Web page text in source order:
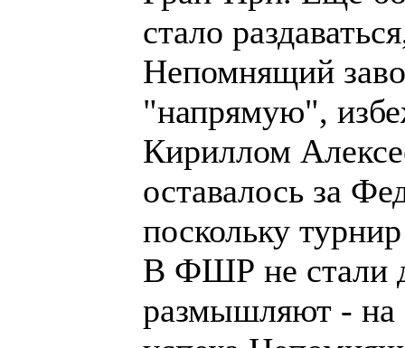
стало
Непомнящий
"напрямую",
Кириллом
оставалось за
поскольку
В ФШР не стали
размышляют - на